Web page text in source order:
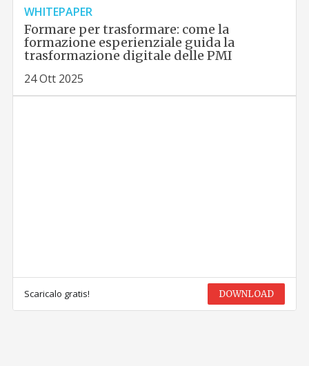
WHITEPAPER
Formare per trasformare: come la
formazione esperienziale guida la
trasformazione digitale delle PMI
24 Ott 2025
Scaricalo gratis! DOWNLOAD